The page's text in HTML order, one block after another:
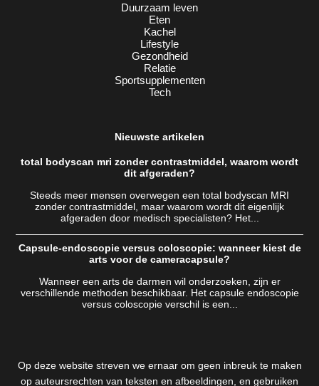
Duurzaam leven
Eten
Kachel
Lifestyle
Gezondheid
Relatie
Sportsupplementen
Tech
Nieuwste artikelen
total bodyscan mri zonder contrastmiddel, waarom wordt
dit afgeraden?
Steeds meer mensen overwegen een total bodyscan MRI
zonder contrastmiddel, maar waarom wordt dit eigenlijk
afgeraden door medisch specialisten? Het...
Capsule-endoscopie versus coloscopie: wanneer kiest de
arts voor de cameracapsule?
Wanneer een arts de darmen wil onderzoeken, zijn er
verschillende methoden beschikbaar. Het capsule endoscopie
versus coloscopie verschil is een...
Op deze website streven we ernaar om geen inbreuk te maken
op auteursrechten van teksten en afbeeldingen, en gebruiken